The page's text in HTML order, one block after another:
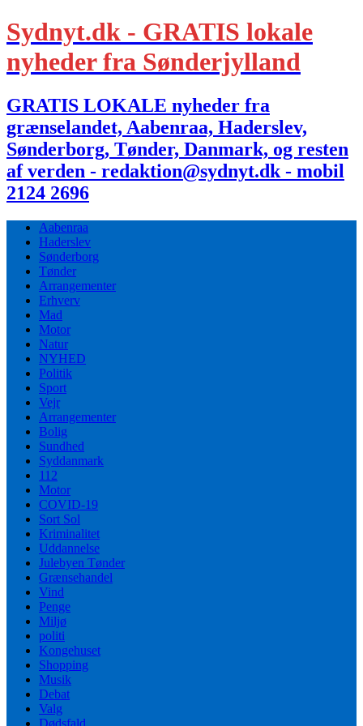
Sydnyt.dk - GRATIS lokale
nyheder fra Sønderjylland
GRATIS LOKALE nyheder fra
grænselandet, Aabenraa, Haderslev,
Sønderborg, Tønder, Danmark, og resten
af verden - redaktion@sydnyt.dk - mobil
2124 2696
Aabenraa
Haderslev
Sønderborg
Tønder
Arrangementer
Erhverv
Mad
Motor
Natur
NYHED
Politik
Sport
Vejr
Arrangementer
Bolig
Sundhed
Syddanmark
112
Motor
COVID-19
Sort Sol
Kriminalitet
Uddannelse
Julebyen Tønder
Grænsehandel
Vind
Penge
Miljø
politi
Kongehuset
Shopping
Musik
Debat
Valg
Dødsfald